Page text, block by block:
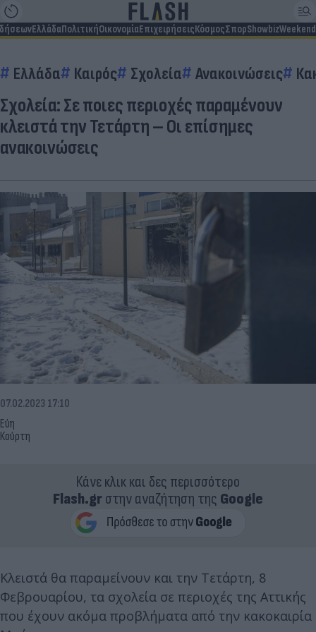
ΕλλάδαΠολιτικήΟικονομίαΕπιχειρήσειςΚόσμοςΣπορShowbizWeekend
Ελλάδα Καιρός Σχολεία Ανακοινώσεις
Σχολεία: Σε ποιες περιοχές παραμένουν
κλειστά την Τετάρτη – Οι επίσημες
ανακοινώσεις
Εύη
Κούρτη
07.02.2023 17:10
Κάνε κλικ και δες περισσότερο
Flash.grστην αναζήτηση της Google
Κλειστά θα παραμείνουν και την Τετάρτη, 8
Φεβρουαρίου, τα σχολεία σε περιοχές της Αττικής
που έχουν ακόμα προβλήματα από την κακοκαιρία